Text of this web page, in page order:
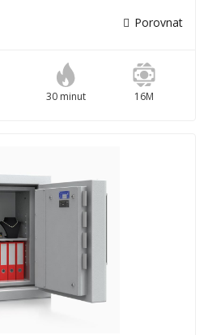
Porovnat
30 minut 16M